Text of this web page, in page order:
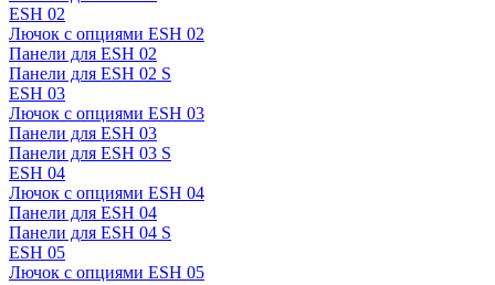
ESH 02
Лючок с опциями ESH 02
Панели для ESH 02
Панели для ESH 02 S
ESH 03
Лючок с опциями ESH 03
Панели для ESH 03
Панели для ESH 03 S
ESH 04
Лючок с опциями ESH 04
Панели для ESH 04
Панели для ESH 04 S
ESH 05
Лючок с опциями ESH 05